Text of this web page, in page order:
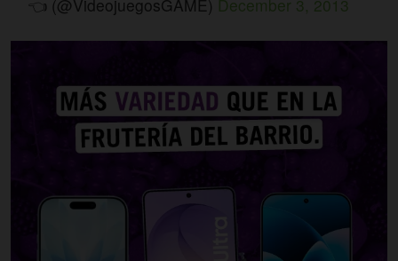
👈 (@VideojuegosGAME) December 3, 2013